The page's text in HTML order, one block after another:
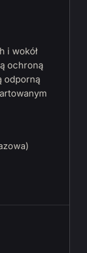
i wokół
ochroną
odporną